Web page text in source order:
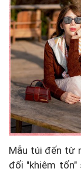
Mẫu túi đến từ
đối "khiêm